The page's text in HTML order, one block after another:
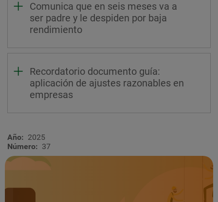
Comunica que en seis meses va a
ser padre y le despiden por baja
rendimiento
Recordatorio documento guía:
aplicación de ajustes razonables en
empresas
Año
2025
Número
37